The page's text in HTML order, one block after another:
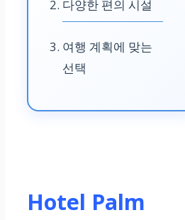
다양한 편의 시설
여행 계획에 맞는
선택
Hotel Palm